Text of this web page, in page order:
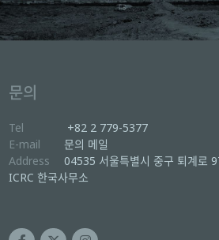
문의
Tel
+82 2 779-5377
E-mail
문의 메일
Address
04535 서울특별시 중구 퇴계로
ICRC 한국사무소